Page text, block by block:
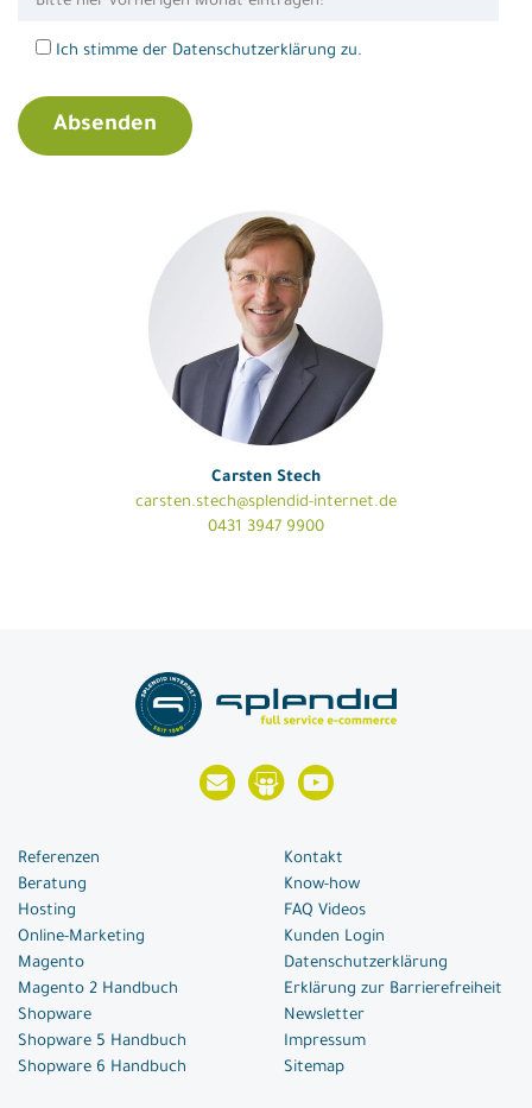
Ich stimme der Datenschutzerklärung zu.
Carsten Stech
carsten.stech@splendid-internet.de
0431 3947 9900
Referenzen
Beratung
Hosting
Online-Marketing
Magento
Magento 2 Handbuch
Shopware
Shopware 5 Handbuch
Shopware 6 Handbuch
Kontakt
Know-how
FAQ Videos
Kunden Login
Datenschutzerklärung
Erklärung zur Barrierefreiheit
Newsletter
Impressum
Sitemap